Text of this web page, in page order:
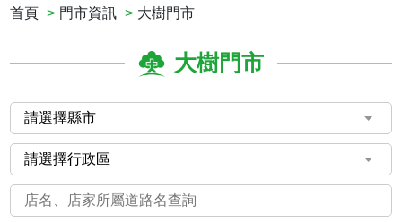
首頁 門市資訊 大樹門市
大樹門市